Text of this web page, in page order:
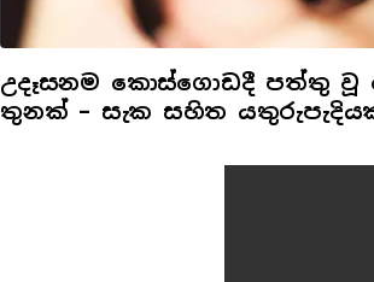
උදෑසනම කොස්ගොඩදී පත්තු වූ
තුනක් – සැක සහිත